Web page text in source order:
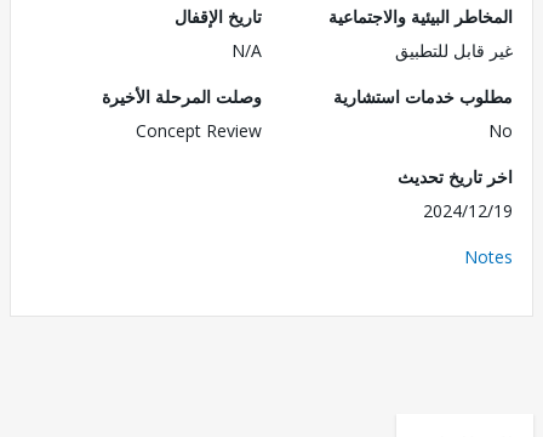
البيئية والاجتماعية
للتطبيق
تاريخ الإقفال
خدمات استشارية
وصلت المرحلة الأخيرة
Concept Review
تحديث
2024/